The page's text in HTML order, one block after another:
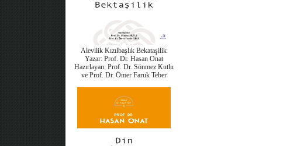
Alevilik Kızılbaşlık Bekataşilik
Yazar: Prof. Dr. Hasan Onat
Hazırlayan: Prof. Dr. Sönmez Kutlu
ve Prof. Dr. Ömer Faruk Teber